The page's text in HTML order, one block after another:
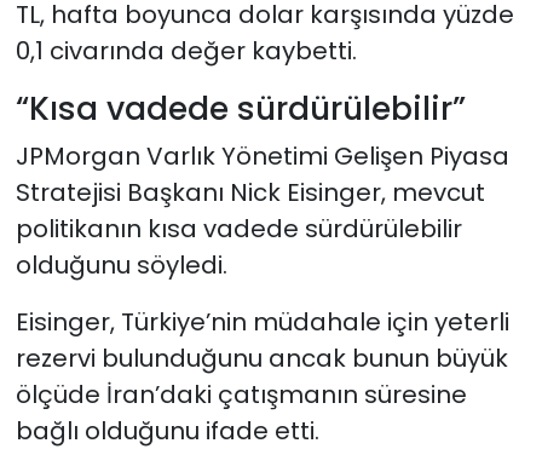
TL, hafta boyunca dolar karşısında yüzde
0,1 civarında değer kaybetti.
“Kısa vadede sürdürülebilir”
JPMorgan Varlık Yönetimi Gelişen Piyasa
Stratejisi Başkanı Nick Eisinger, mevcut
politikanın kısa vadede sürdürülebilir
olduğunu söyledi.
Eisinger, Türkiye’nin müdahale için yeterli
rezervi bulunduğunu ancak bunun büyük
ölçüde İran’daki çatışmanın süresine
bağlı olduğunu ifade etti.